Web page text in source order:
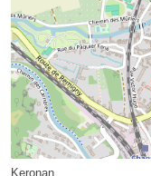
Keronan